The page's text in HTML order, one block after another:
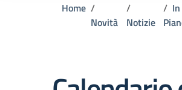
Home
Novità
Notizie